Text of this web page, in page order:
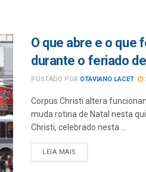
O que abre e o que
durante o feriado
POSTADO POR OTAVIANO LACET
Corpus Christi altera
muda rotina de Natal nesta
Christi, celebrado nesta ...
LEIA MAIS